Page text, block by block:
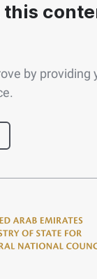
this
by providing